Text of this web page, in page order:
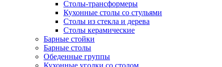
Столы-трансформеры
Кухонные столы со стульями
Столы из стекла и дерева
Столы керамические
Барные стойки
Барные столы
Обеденные группы